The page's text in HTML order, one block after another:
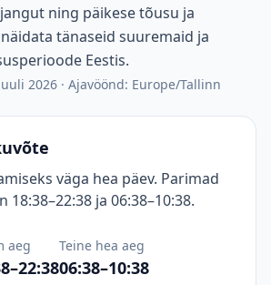
ning päikese tõusu ja
tänaseid suuremaid ja
Eestis.
2026 · Ajavöönd: Europe/Tallinn
väga hea päev. Parimad
18:38–22:38 ja 06:38–10:38.
aeg Teine hea aeg
06:38–10:38